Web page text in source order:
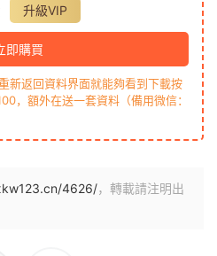
升級VIP
即購買
新返回資料界面就能夠看到下載按
，額外在送一套資料（備用微信：
4626/，轉載請注明出